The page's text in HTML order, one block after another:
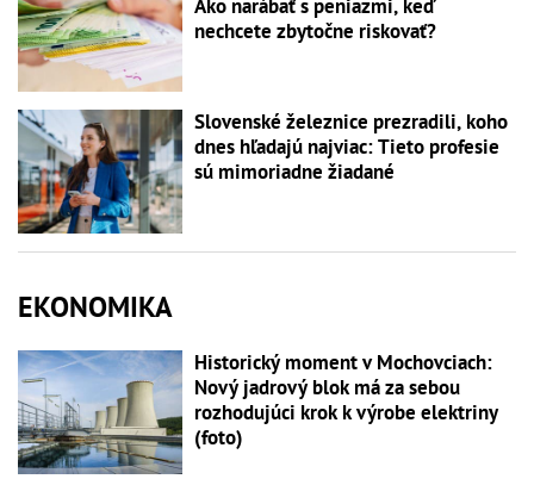
Ako narábať s peniazmi, keď
nechcete zbytočne riskovať?
Slovenské železnice prezradili, koho
dnes hľadajú najviac: Tieto profesie
sú mimoriadne žiadané
EKONOMIKA
Historický moment v Mochovciach:
Nový jadrový blok má za sebou
rozhodujúci krok k výrobe elektriny
(foto)